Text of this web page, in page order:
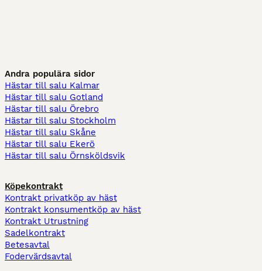
Andra populära sidor
Hästar till salu Kalmar
Hästar till salu Gotland
Hästar till salu Örebro
Hästar till salu Stockholm
Hästar till salu Skåne
Hästar till salu Ekerö
Hästar till salu Örnsköldsvik
Köpekontrakt
Kontrakt privatköp av häst
Kontrakt konsumentköp av häst
Kontrakt Utrustning
Sadelkontrakt
Betesavtal
Fodervärdsavtal